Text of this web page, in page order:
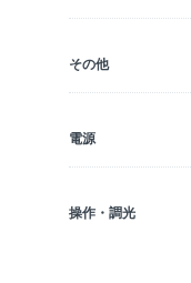
その他
電源
操作・調光